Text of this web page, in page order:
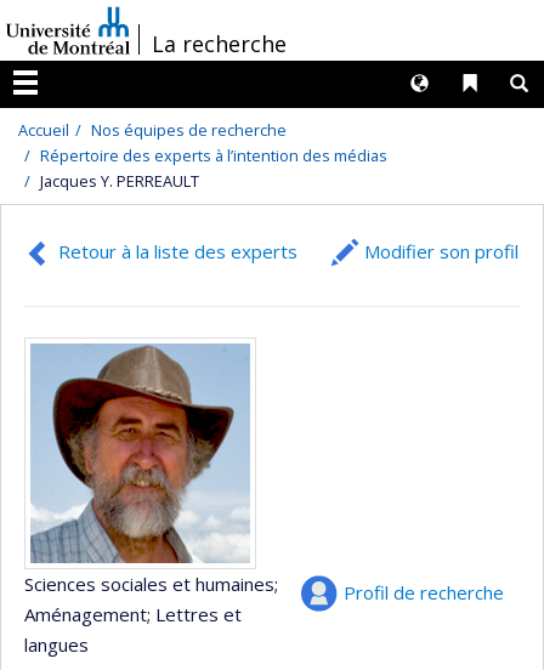
au
contenu
/La recherche
Menu
Liens
Langues
Accueil
Nos équipes de recherche
Répertoire des experts à l’intention des médias
Jacques Y. PERREAULT
Retour à la liste des experts Modifier son profil
Profil de recherche
Sciences sociales et humaines;
Aménagement; Lettres et
langues